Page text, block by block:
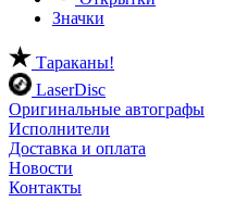
Значки
Тараканы!
LaserDisc
Оригинальные автографы
Исполнители
Доставка и оплата
Новости
Контакты